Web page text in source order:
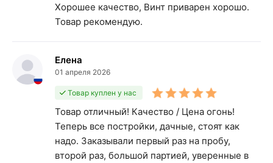
Хорошее качество, Винт приварен хорошо.
Товар рекомендую.
Елена
01 апреля 2026
Товар куплен у нас
Товар отличный! Качество / Цена огонь!
Теперь все постройки, дачные, стоят как
надо. Заказывали первый раз на пробу,
второй раз, большой партией, уверенные в